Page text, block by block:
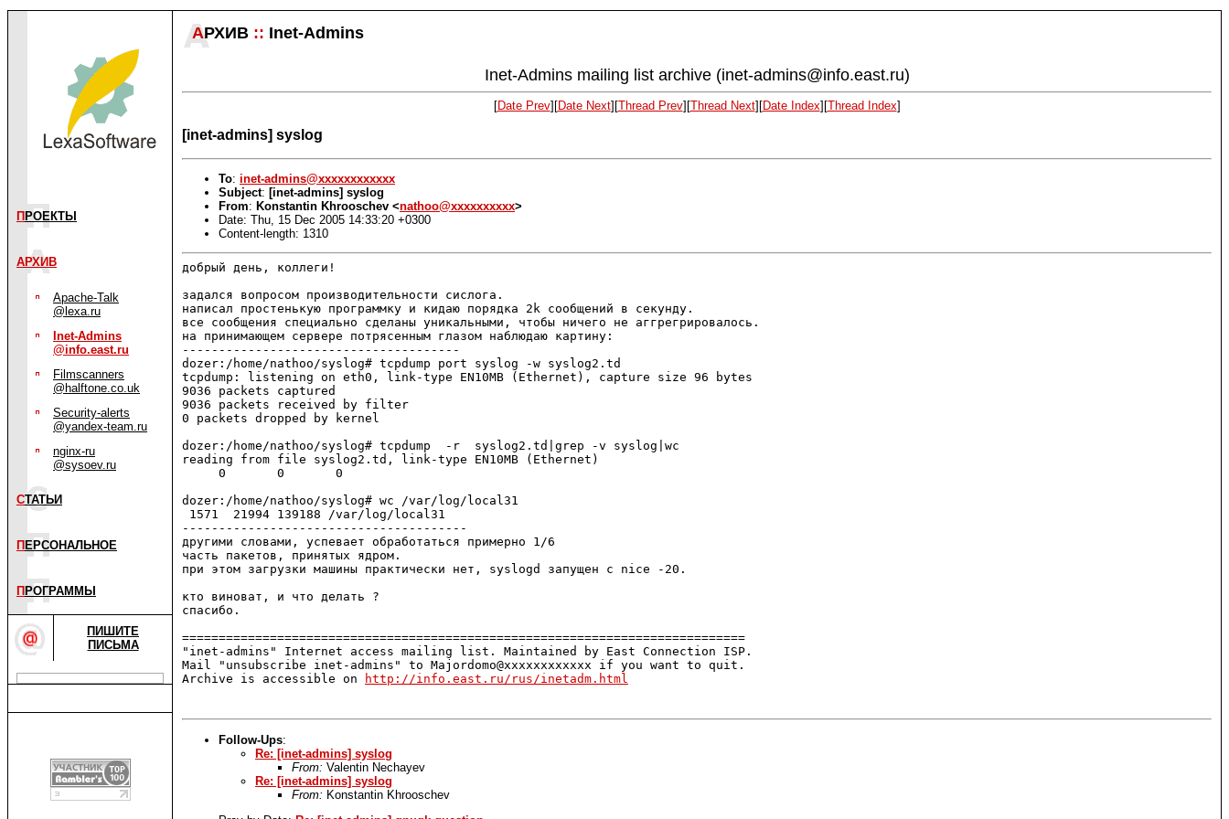
П РОЕКТЫ
АРХИВ
Apache-Talk
@lexa.ru
Inet-Admins
@info.east.ru
Filmscanners
@halftone.co.uk
Security-alerts
@yandex-team.ru
nginx-ru
@sysoev.ru
СТАТЬИ
П ЕРСОНАЛЬНОЕ
П РОГРАММЫ
ПИШИТЕ
ПИСЬМА
АРХИВ :: Inet-Admins
Inet-Admins mailing list archive (inet-admins@info.east.ru)
[Date Prev][Date Next][Thread Prev][Thread Next][Date Index][Thread Index]
[inet-admins] syslog
To: inet-admins@xxxxxxxxxxxx
Subject: [inet-admins] syslog
From: Konstantin Khrooschev <nathoo@xxxxxxxxxx>
Date: Thu, 15 Dec 2005 14:33:20 +0300
Content-length: 1310
добрый день, коллеги!
задался вопросом производительности сислога.
все сообщения специально сделаны уникальными, чтобы ничего не аггрегрировалось.
на принимающем сервере потрясенным глазом наблюдаю картину:
--------------------------------------
tcpdump: listening on eth0, link-type EN10MB (Ethernet), capture size 96
bytes
9036 packets captured
9036 packets received by filter
0 packets dropped by kernel
dozer:/home/nathoo/syslog# tcpdump  -r  syslog2.td|grep -v syslog|wc
reading from file syslog2.td, link-type EN10MB (Ethernet)
     0       0       0
dozer:/home/nathoo/syslog# wc /var/log/local31
1571  21994 139188 /var/log/local31
---------------------------------------
другими словами, успевает обработаться примерно 1/6
часть пакетов, принятых ядром.
при этом загрузки машины практически нет, syslogd запущен с nice -20.
кто виноват, и что делать ?
спасибо.
=============================================================================
"inet-admins" Internet access mailing list. Maintained by East Connection ISP.
Mail "unsubscribe inet-admins" to Majordomo@xxxxxxxxxxxx if you want to quit.
Archive is accessible on
http://info.east.ru/rus/inetadm.html
Follow-Ups:
Re: [inet-admins] syslog
From: Valentin Nechayev
Re: [inet-admins] syslog
From: Konstantin Khrooschev